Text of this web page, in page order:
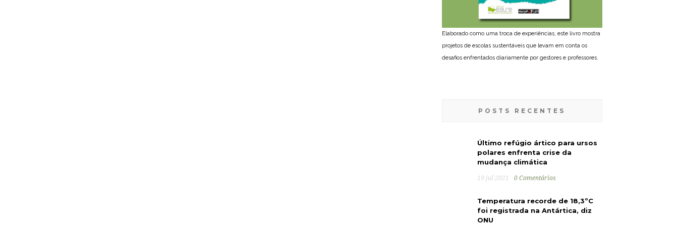
Elaborado como uma troca de experiências, este livro mostra
projetos de escolas sustentáveis que levam em conta os
desafios enfrentados diariamente por gestores e professores.
POSTS RECENTES
Último refúgio ártico para ursos
polares enfrenta crise da
mudança climática
19 jul 2021 0 Comentários
Temperatura recorde de 18,3ºC
foi registrada na Antártica, diz
ONU